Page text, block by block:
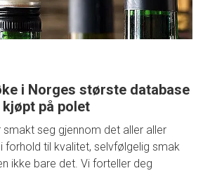
i Norges største database
på polet
seg gjennom det aller aller
forhold til kvalitet, selvfølgelig smak
ikke bare det. Vi forteller deg